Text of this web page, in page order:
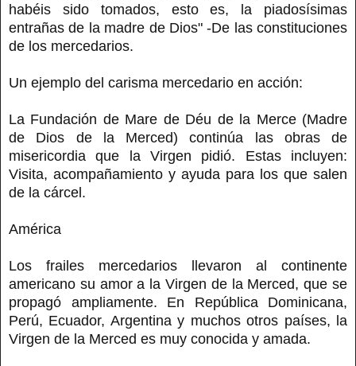
habéis sido tomados, esto es, la piadosísimas
entrañas de la madre de Dios" -De las constituciones
de los mercedarios.
Un ejemplo del carisma mercedario en acción:
La Fundación de Mare de Déu de la Merce (Madre
de Dios de la Merced) continúa las obras de
misericordia que la Virgen pidió. Estas incluyen:
Visita, acompañamiento y ayuda para los que salen
de la cárcel.
América
Los frailes mercedarios llevaron al continente
americano su amor a la Virgen de la Merced, que se
propagó ampliamente. En República Dominicana,
Perú, Ecuador, Argentina y muchos otros países, la
Virgen de la Merced es muy conocida y amada.